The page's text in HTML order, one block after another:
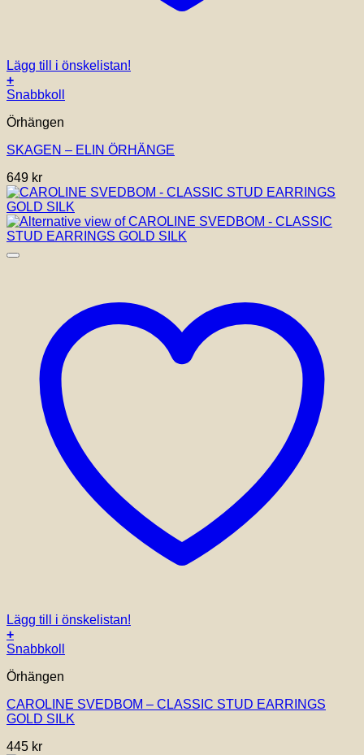
Lägg till i önskelistan!
+
Snabbkoll
Örhängen
SKAGEN – ELIN ÖRHÄNGE
649 kr
Lägg till i önskelistan!
+
Snabbkoll
Örhängen
CAROLINE SVEDBOM – CLASSIC STUD EARRINGS
GOLD SILK
445 kr